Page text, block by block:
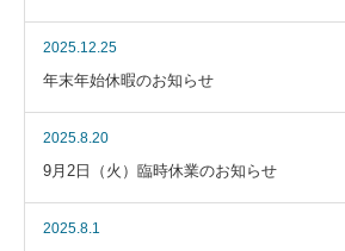
2025.12.25
年末年始休暇のお知らせ
2025.8.20
9月2日（火）臨時休業のお知らせ
2025.8.1